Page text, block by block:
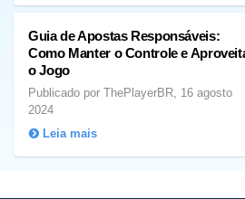
Guia de Apostas Responsáveis:
Como Manter o Controle e
o Jogo
Publicado por ThePlayerBR, 16 agosto
2024
Leia mais